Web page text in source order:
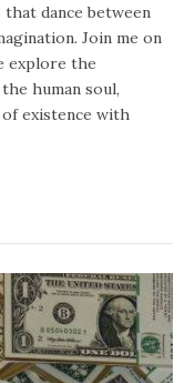
dance between
Join me on
explore the
human soul,
existence with